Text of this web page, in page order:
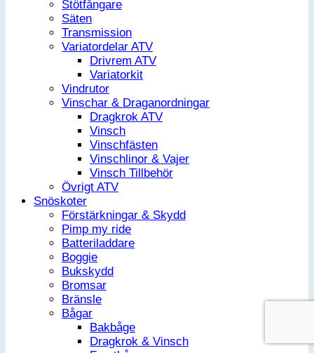
Stötfångare
Säten
Transmission
Variatordelar ATV
Drivrem ATV
Variatorkit
Vindrutor
Vinschar & Draganordningar
Dragkrok ATV
Vinsch
Vinschfästen
Vinschlinor & Vajer
Vinsch Tillbehör
Övrigt ATV
Snöskoter
Förstärkningar & Skydd
Pimp my ride
Batteriladdare
Boggie
Bukskydd
Bromsar
Bränsle
Bågar
Bakbåge
Dragkrok & Vinsch